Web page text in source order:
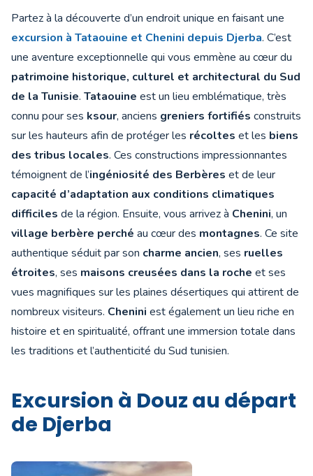
Partez à la découverte d’un endroit unique en faisant une
excursion à Tataouine et Chenini depuis Djerba. C’est
une aventure exceptionnelle qui vous emmène au cœur du
patrimoine historique, culturel et architectural du Sud
de la Tunisie. Tataouine est un lieu emblématique, très
connu pour ses ksour, anciens greniers fortifiés construits
sur les hauteurs afin de protéger les récoltes et les biens
des tribus locales. Ces constructions impressionnantes
témoignent de l’ingéniosité des Berbères et de leur
capacité d’adaptation aux conditions climatiques
difficiles de la région. Ensuite, vous arrivez à Chenini, un
village berbère perché au cœur des montagnes. Ce site
authentique séduit par son charme ancien, ses ruelles
étroites, ses maisons creusées dans la roche et ses
vues magnifiques sur les plaines désertiques qui attirent de
nombreux visiteurs. Chenini est également un lieu riche en
histoire et en spiritualité, offrant une immersion totale dans
les traditions et l’authenticité du Sud tunisien.
Excursion à Douz au départ
de Djerba